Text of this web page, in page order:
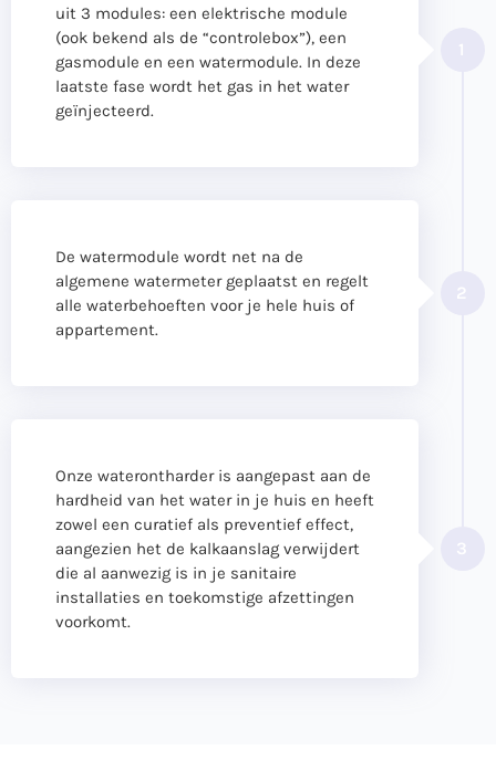
uit 3 modules: een elektrische module
(ook bekend als de “controlebox”), een
gasmodule en een watermodule. In deze
laatste fase wordt het gas in het water
geïnjecteerd.
De watermodule wordt net na de
algemene watermeter geplaatst en regelt
alle waterbehoeften voor je hele huis of
appartement.
Onze waterontharder is aangepast aan de
hardheid van het water in je huis en heeft
zowel een curatief als preventief effect,
aangezien het de kalkaanslag verwijdert
die al aanwezig is in je sanitaire
installaties en toekomstige afzettingen
voorkomt.